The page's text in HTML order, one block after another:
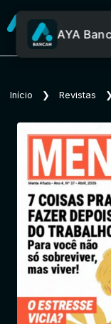
AYA
Início ❯ Revistas ❯